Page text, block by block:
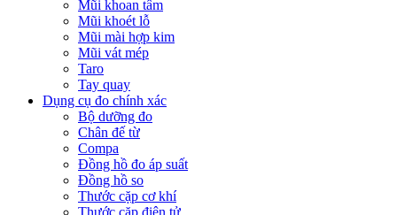
Mũi khoan tâm
Mũi khoét lỗ
Mũi mài hợp kim
Mũi vát mép
Taro
Tay quay
Dụng cụ đo chính xác
Bộ dưỡng đo
Chân đế từ
Compa
Đồng hồ đo áp suất
Đồng hồ so
Thước cặp cơ khí
Thước cặp điện tử